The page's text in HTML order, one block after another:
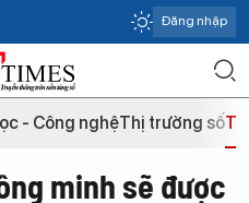
Đăng nhập
- Công nghệThị trường số
minh sẽ được